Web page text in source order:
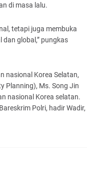
di masa lalu.
tetapi juga membuka
global,” pungkas
nasional Korea Selatan,
Planning), Ms. Song Jin
nasional Korea selatan.
Polri, hadir Wadir,